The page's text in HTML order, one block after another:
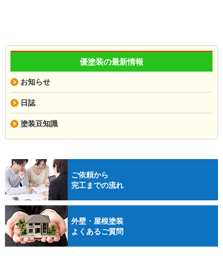
優塗装の最新情報
お知らせ
日誌
塗装豆知識
ご依頼から
完工までの流れ
外壁・屋根塗装
よくあるご質問